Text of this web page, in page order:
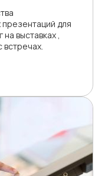
для
выставках ,